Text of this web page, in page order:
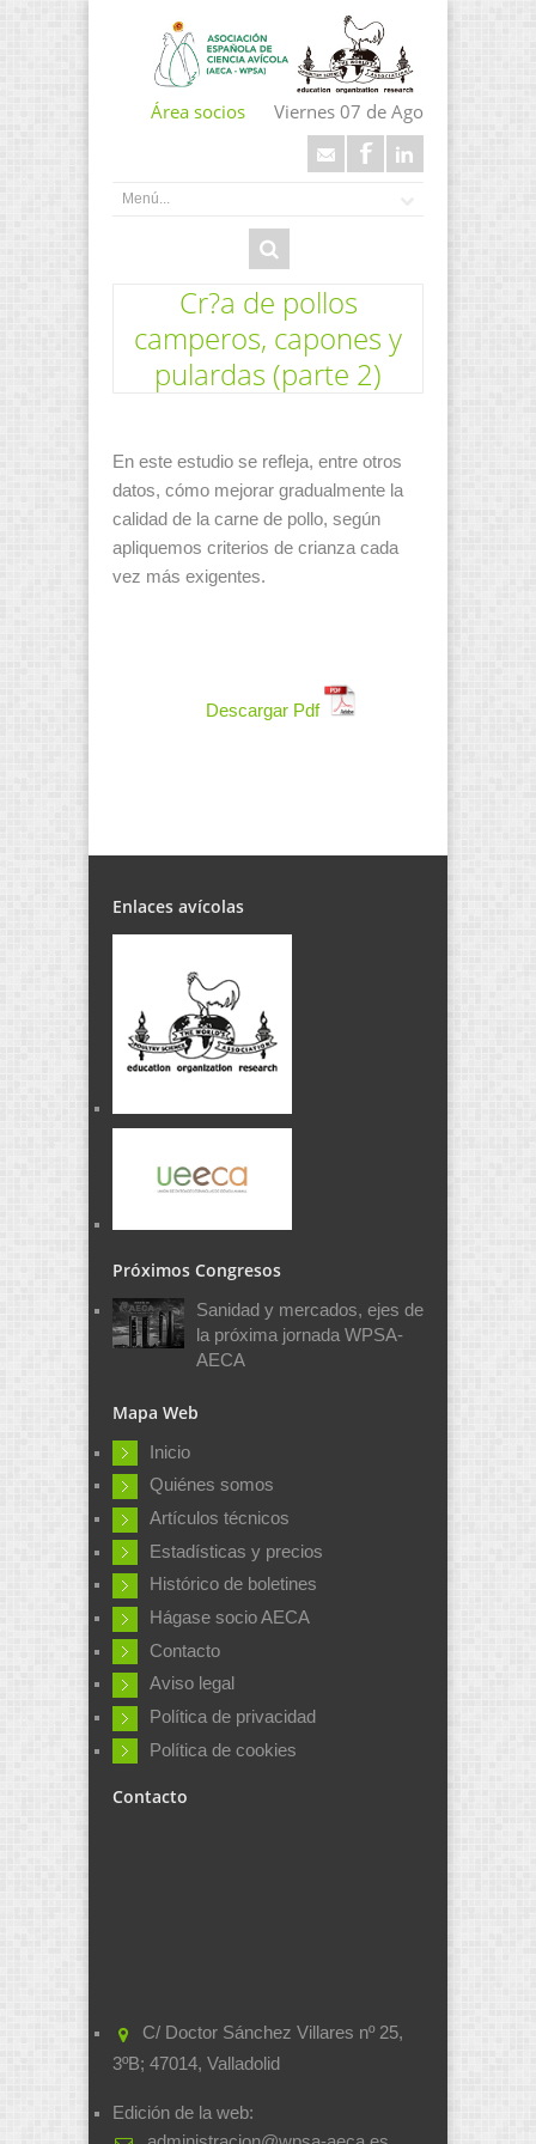
Área socios Viernes 07 de Ago
Cr?a de pollos
camperos, capones y
pulardas (parte 2)
En este estudio se refleja, entre otros
datos, cómo mejorar gradualmente la
calidad de la carne de pollo, según
apliquemos criterios de crianza cada
vez más exigentes.
Descargar Pdf
Enlaces avícolas
Próximos Congresos
Sanidad y mercados, ejes de
la próxima jornada WPSA-
AECA
Mapa Web
Inicio
Quiénes somos
Artículos técnicos
Estadísticas y precios
Histórico de boletines
Hágase socio AECA
Contacto
Aviso legal
Política de privacidad
Política de cookies
Contacto
C/ Doctor Sánchez Villares nº 25,
3ºB; 47014, Valladolid
Edición de la web: